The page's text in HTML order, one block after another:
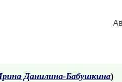
Данилина-Бабушкина)